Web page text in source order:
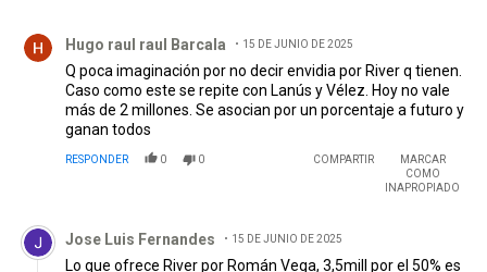
Hugo raul raul Barcala 15 DE JUNIO DE 2025
Q poca imaginación por no decir envidia por River q tienen.
Caso como este se repite con Lanús y Vélez. Hoy no vale
más de 2 millones. Se asocian por un porcentaje a futuro y
ganan todos
RESPONDER 0 0 COMPARTIR
MARCAR
COMO
INAPROPIADO
Comentario de Jose Luis Fernandes.
Jose Luis Fernandes 15 DE JUNIO DE 2025
Lo que ofrece River por Román Vega, 3,5mill por el 50% es